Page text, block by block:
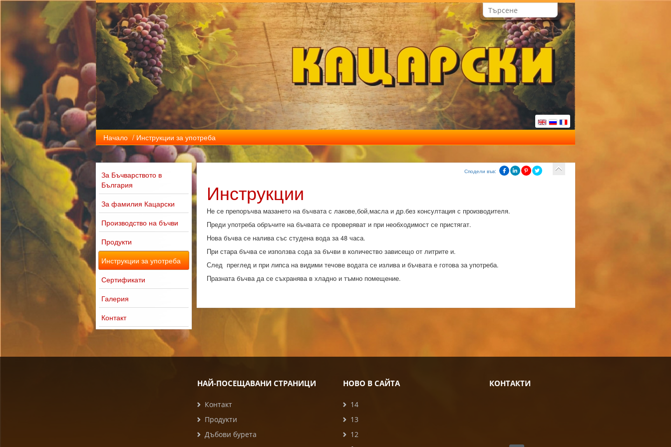
Начало / Инструкции за употреба
За Бъчварството в
България
За фамилия Кацарски
Производство на бъчви
Продукти
Инструкции за употреба
Сертификати
Галерия
Контакт
Сподели във:
Инструкции
Не се препоръчва мазането на бъчвата с лакове,бой,масла и др.без консултация с производителя.
Преди употреба обръчите на бъчвата се проверяват и при необходимост се пристягат.
Нова бъчва се налива със студена вода за 48 часа.
При стара бъчва се използва сода за бъчви в количество зависещо от литрите и.
След преглед и при липса на видими течове водата се излива и бъчвата е готова за употреба.
Празната бъчва да се съхранява в хладно и тъмно помещение.
НАЙ-ПОСЕЩАВАНИ СТРАНИЦИ
Контакт
Продукти
Дъбови бурета
НОВО В САЙТА
14
13
12
КОНТАКТИ